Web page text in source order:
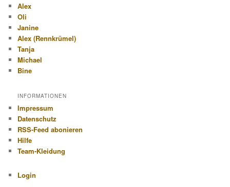
Alex
Oli
Janine
Alex (Rennkrümel)
Tanja
Michael
Bine
INFORMATIONEN
Impressum
Datenschutz
RSS-Feed abonieren
Hilfe
Team-Kleidung
Login